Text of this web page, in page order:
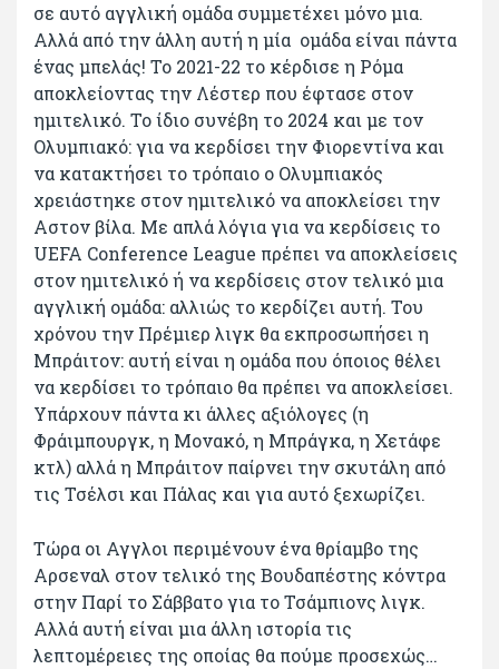
σε αυτό αγγλική ομάδα συμμετέχει μόνο μια.
Αλλά από την άλλη αυτή η μία ομάδα είναι πάντα
ένας μπελάς! Το 2021-22 το κέρδισε η Ρόμα
αποκλείοντας την Λέστερ που έφτασε στον
ημιτελικό. Το ίδιο συνέβη το 2024 και με τον
Ολυμπιακό: για να κερδίσει την Φιορεντίνα και
να κατακτήσει το τρόπαιο ο Ολυμπιακός
χρειάστηκε στον ημιτελικό να αποκλείσει την
Αστον βίλα. Με απλά λόγια για να κερδίσεις το
UEFA Conference League πρέπει να αποκλείσεις
στον ημιτελικό ή να κερδίσεις στον τελικό μια
αγγλική ομάδα: αλλιώς το κερδίζει αυτή. Του
χρόνου την Πρέμιερ λιγκ θα εκπροσωπήσει η
Μπράιτον: αυτή είναι η ομάδα που όποιος θέλει
να κερδίσει το τρόπαιο θα πρέπει να αποκλείσει.
Υπάρχουν πάντα κι άλλες αξιόλογες (η
Φράιμπουργκ, η Μονακό, η Μπράγκα, η Χετάφε
κτλ) αλλά η Μπράιτον παίρνει την σκυτάλη από
τις Τσέλσι και Πάλας και για αυτό ξεχωρίζει.
Τώρα οι Αγγλοι περιμένουν ένα θρίαμβο της
Αρσεναλ στον τελικό της Βουδαπέστης κόντρα
στην Παρί το Σάββατο για το Τσάμπιονς λιγκ.
Αλλά αυτή είναι μια άλλη ιστορία τις
λεπτομέρειες της οποίας θα πούμε προσεχώς…